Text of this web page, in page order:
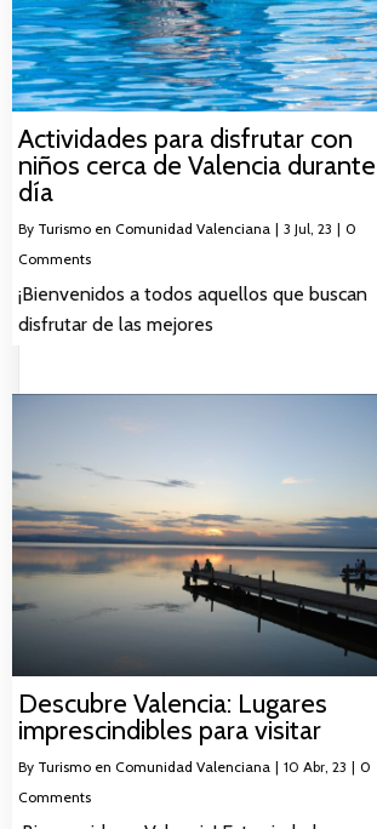
Actividades para disfrutar con
niños cerca de Valencia
día
By Turismo en Comunidad Valenciana | 3 Jul, 23 | 0
Comments
¡Bienvenidos a todos aquellos que buscan
disfrutar de las mejores
Descubre Valencia: Lugares
imprescindibles para visitar
By Turismo en Comunidad Valenciana | 10 Abr, 23 | 0
Comments